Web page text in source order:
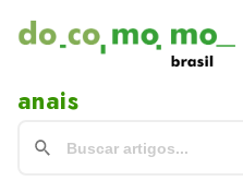
anais